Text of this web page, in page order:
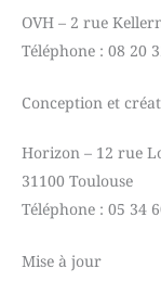
OVH – 2 rue
Téléphone : 08 20
Conception et
Horizon – 12 rue
31100 Toulouse
Téléphone : 05 34
Mise à jour